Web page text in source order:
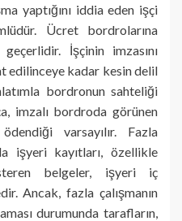
yaptığını iddia eden işçi
Ücret bordrolarına
İşçinin imzasını
edilinceye kadar kesin delil
bordronun sahteliği
imzalı bordroda görünen
varsayılır. Fazla
işyeri kayıtları, özellikle
belgeler, işyeri iç
Ancak, fazla çalışmanın
durumunda tarafların,